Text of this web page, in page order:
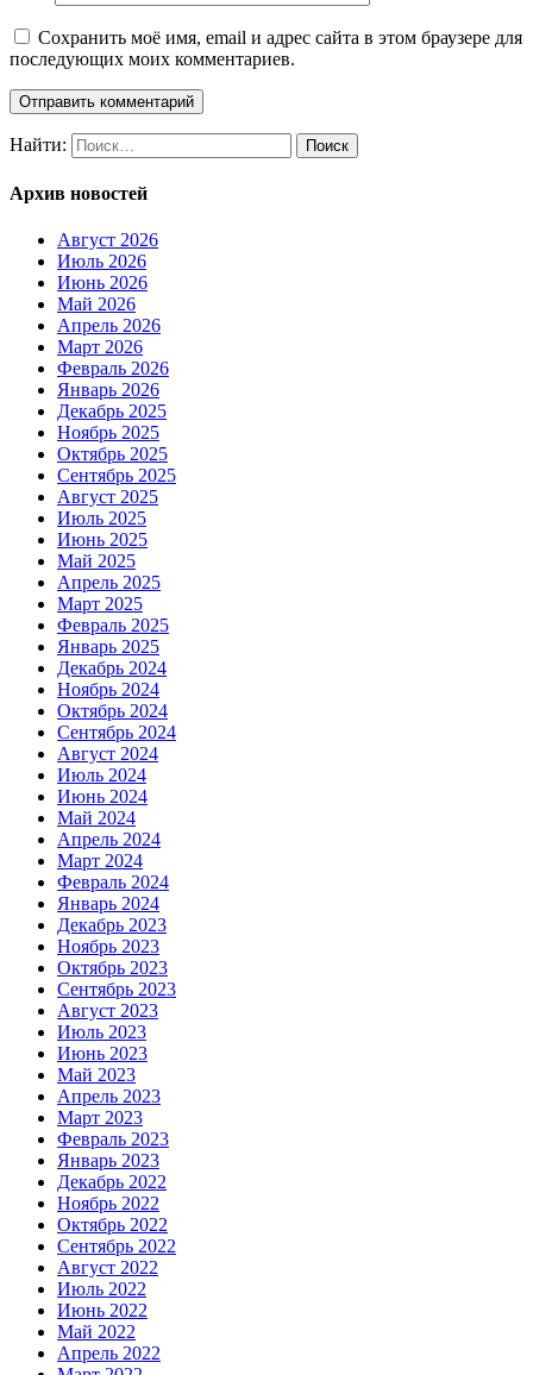
Сохранить моё имя, email и адрес сайта в этом браузере для
последующих моих комментариев.
Найти:
Архив новостей
Август 2026
Июль 2026
Июнь 2026
Май 2026
Апрель 2026
Март 2026
Февраль 2026
Январь 2026
Декабрь 2025
Ноябрь 2025
Октябрь 2025
Сентябрь 2025
Август 2025
Июль 2025
Июнь 2025
Май 2025
Апрель 2025
Март 2025
Февраль 2025
Январь 2025
Декабрь 2024
Ноябрь 2024
Октябрь 2024
Сентябрь 2024
Август 2024
Июль 2024
Июнь 2024
Май 2024
Апрель 2024
Март 2024
Февраль 2024
Январь 2024
Декабрь 2023
Ноябрь 2023
Октябрь 2023
Сентябрь 2023
Август 2023
Июль 2023
Июнь 2023
Май 2023
Апрель 2023
Март 2023
Февраль 2023
Январь 2023
Декабрь 2022
Ноябрь 2022
Октябрь 2022
Сентябрь 2022
Август 2022
Июль 2022
Июнь 2022
Май 2022
Апрель 2022